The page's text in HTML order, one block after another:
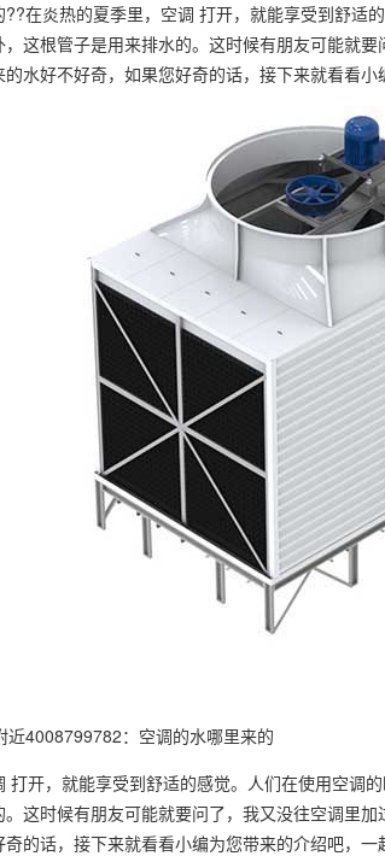
炎热的夏季里，空调 打开，就能享受到舒适
这根管子是用来排水的。这时候有朋友可能就
水好不好奇，如果您好奇的话，接下来就看看小
打开，就能享受到舒适的感觉。人们在使用空调
这时候有朋友可能就要问了，我又没往空调里
的话，接下来就看看小编为您带来的介绍吧，